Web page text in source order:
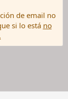
de email no
si lo está no